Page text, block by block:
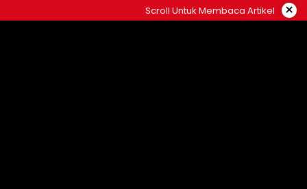
to
Scroll Untuk Membaca Artikel ×